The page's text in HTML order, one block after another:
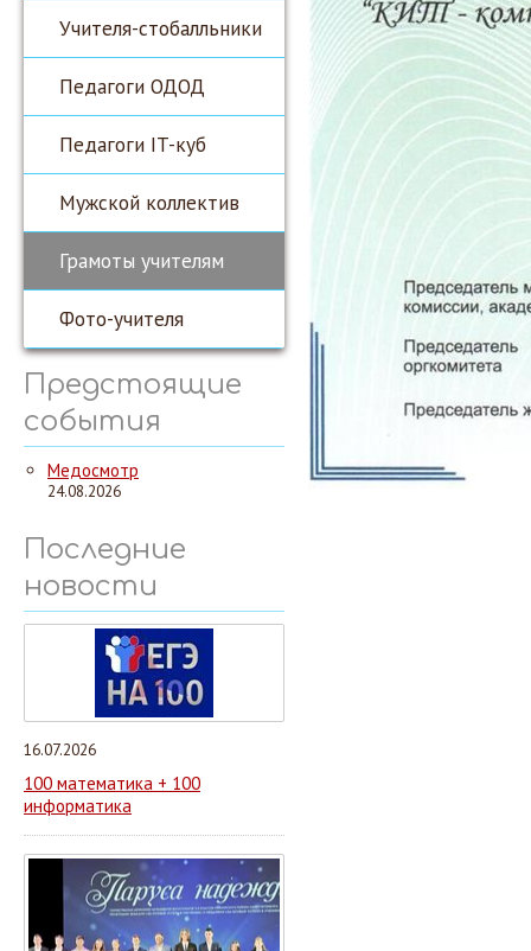
Учителя-стобалльники
Педагоги ОДОД
Педагоги IT-куб
Мужской коллектив
Грамоты учителям
Фото-учителя
Предстоящие
события
Медосмотр
24.08.2026
Последние
новости
16.07.2026
100 математика + 100
информатика